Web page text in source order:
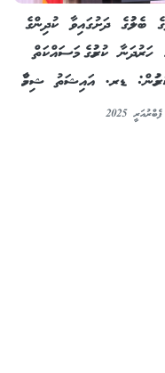
ބެލުމުގެ ދަށުގައިވާ ކުދިންގެ
ހަރުދަނާ ކުރުމުގެ މަސައްކަތް
ޑރ. އައިޝަތު ޝިހާމް